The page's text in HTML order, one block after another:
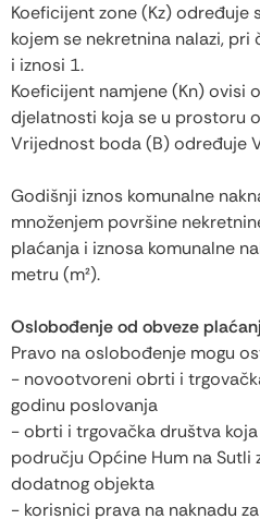
Koeficijent zone (Kz) određuje
kojem se nekretnina nalazi, pri
i iznosi 1.
Koeficijent namjene (Kn) ovisi
djelatnosti koja se u prostoru
Vrijednost boda (B) određuje
Godišnji iznos komunalne
množenjem površine
plaćanja i iznosa komunalne
metru (m²).
Oslobođenje od obveze
Pravo na oslobođenje mogu
- novootvoreni obrti i
godinu poslovanja
- obrti i trgovačka društva
području Općine Hum na Sutli
dodatnog objekta
- korisnici prava na naknadu